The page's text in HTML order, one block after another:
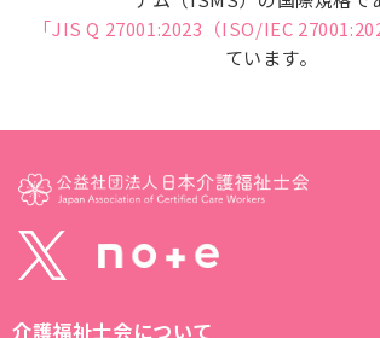
「JIS Q 27001:2023（ISO/IEC
ています。
介護福祉士会について